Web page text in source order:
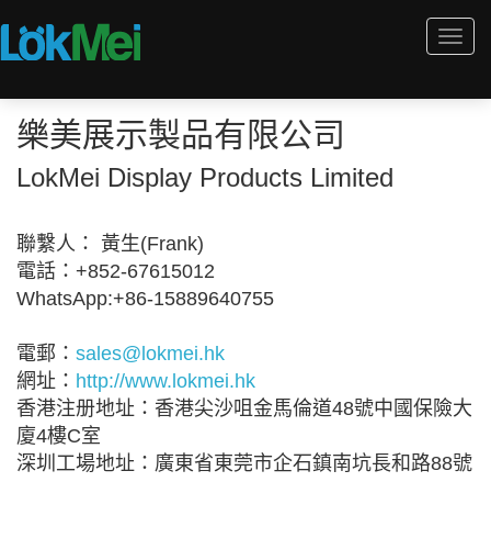
樂美展示製品有限公司
LokMei Display Products Limited
聯繫人： 黃生(Frank)
電話：+852-67615012
WhatsApp:+86-15889640755
電郵： sales@lokmei.hk
網址： http://www.lokmei.hk
香港注册地址：香港尖沙咀金馬倫道48號中國保險大
廈4樓C室
深圳工場地址：廣東省東莞市企石鎮南坑長和路88號